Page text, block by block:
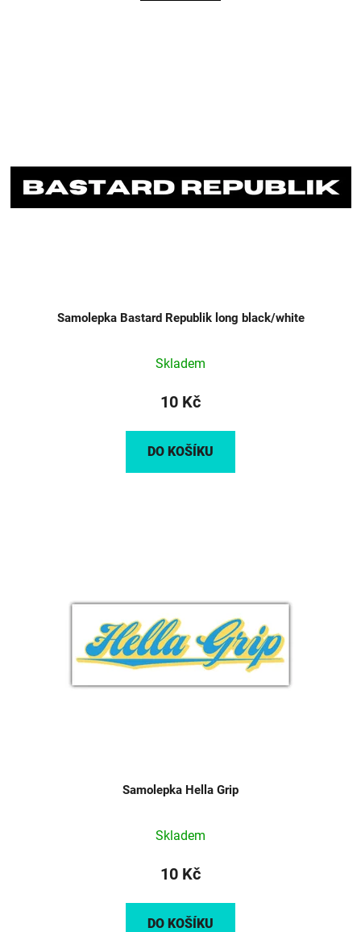
Samolepka Bastard Republik long black/white
Skladem
10 Kč
DO KOŠÍKU
Samolepka Hella Grip
Skladem
10 Kč
DO KOŠÍKU